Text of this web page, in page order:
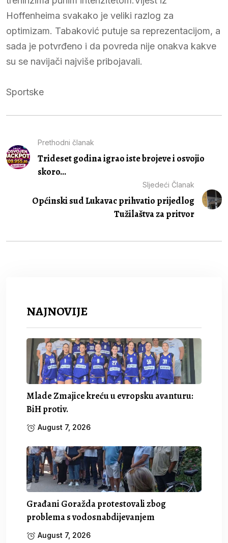
Hoffenheima svakako je veliki razlog za
optimizam. Tabaković putuje sa reprezentacijom, a
sada je potvrđeno i da povreda nije onakva kakve
su se navijači najviše pribojavali.
Sportske
Prethodni članak
Trideset godina igrao iste brojeve i osvojio
skoro...
Sljedeći Članak
Općinski sud Lukavac prihvatio prijedlog
Tužilaštva za pritvor
NAJNOVIJE
Mlade Zmajice kreću u evropsku avanturu:
BiH protiv.
August 7, 2026
Građani Goražda protestovali zbog
problema s vodosnabdijevanjem
August 7, 2026